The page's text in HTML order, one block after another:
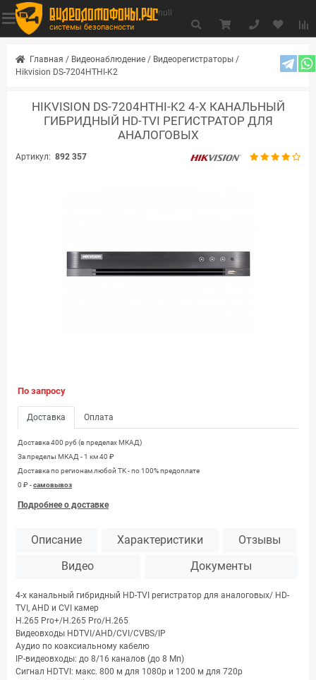
видеодомофоны.рус
системы безопасности
null
Главная / Видеонаблюдение / Видеорегистраторы /
Hikvision DS-7204HTHI-K2
HIKVISION DS-7204HTHI-K2 4-Х КАНАЛЬНЫЙ
ГИБРИДНЫЙ HD-TVI РЕГИСТРАТОР ДЛЯ
АНАЛОГОВЫХ
Артикул: 892 357
По запросу
Доставка Оплата
Доставка 400 руб (в пределах МКАД)
За пределы МКАД - 1 км 40 ₽
Доставка по регионам любой TK - по 100% предоплате
0 ₽ -самовывоз
Подробнее о доставке
Описание Характеристики Отзывы
Видео Документы
4-х канальный гибридный HD-TVI регистратор для аналоговых/ HD-
TVI, AHD и CVI камер
H.265 Pro+/H.265 Pro/H.265
Видеовходы HDTVI/AHD/CVI/CVBS/IP
Аудио по коаксиальному кабелю
IP-видеовходы: до 8/16 каналов (до 8 Мп)
Сигнал HDTVI: макс. 800 м для 1080p и 1200 м для 720p